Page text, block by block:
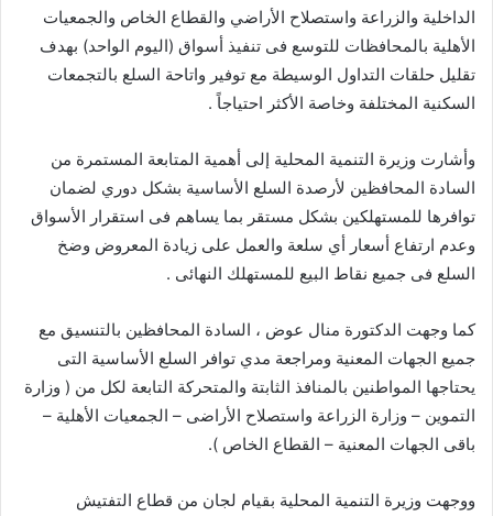
الداخلية والزراعة واستصلاح الأراضي والقطاع الخاص والجمعيات
الأهلية بالمحافظات للتوسع فى تنفيذ أسواق (اليوم الواحد) بهدف
تقليل حلقات التداول الوسيطة مع توفير واتاحة السلع بالتجمعات
السكنية المختلفة وخاصة الأكثر احتياجاً .
وأشارت وزيرة التنمية المحلية إلى أهمية المتابعة المستمرة من
السادة المحافظين لأرصدة السلع الأساسية بشكل دوري لضمان
توافرها للمستهلكين بشكل مستقر بما يساهم فى استقرار الأسواق
وعدم ارتفاع أسعار أي سلعة والعمل على زيادة المعروض وضخ
السلع فى جميع نقاط البيع للمستهلك النهائى .
كما وجهت الدكتورة منال عوض ، السادة المحافظين بالتنسيق مع
جميع الجهات المعنية ومراجعة مدي توافر السلع الأساسية التى
يحتاجها المواطنين بالمنافذ الثابتة والمتحركة التابعة لكل من ( وزارة
التموين – وزارة الزراعة واستصلاح الأراضى – الجمعيات الأهلية –
باقى الجهات المعنية – القطاع الخاص ).
ووجهت وزيرة التنمية المحلية بقيام لجان من قطاع التفتيش